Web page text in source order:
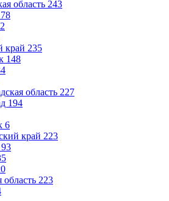
область 243
край 235
148
область 227
194
6
край 223
93
область 223